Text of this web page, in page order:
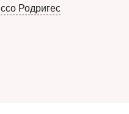
Родригес